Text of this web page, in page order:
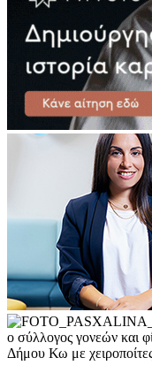
ο σύλλογος γονεών και
Δήμου Κω με